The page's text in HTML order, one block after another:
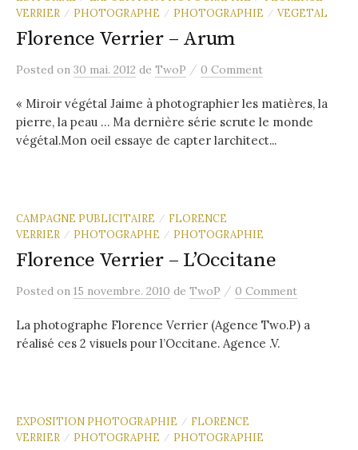
VERRIER
/ PHOTOGRAPHE / PHOTOGRAPHIE / VEGETAL
Florence Verrier – Arum
Posted on 30 mai. 2012 de TwoP / 0 Comment
« Miroir végétal Jaime à photographier les matières, la
pierre, la peau … Ma dernière série scrute le monde
végétal.Mon oeil essaye de capter larchitect...
CAMPAGNE PUBLICITAIRE / FLORENCE
VERRIER
/ PHOTOGRAPHE / PHOTOGRAPHIE
Florence Verrier – L’Occitane
Posted on 15 novembre. 2010 de TwoP / 0 Comment
La photographe Florence Verrier (Agence Two.P) a
réalisé ces 2 visuels pour l’Occitane. Agence .V.
EXPOSITION PHOTOGRAPHIE / FLORENCE
VERRIER
/ PHOTOGRAPHE / PHOTOGRAPHIE